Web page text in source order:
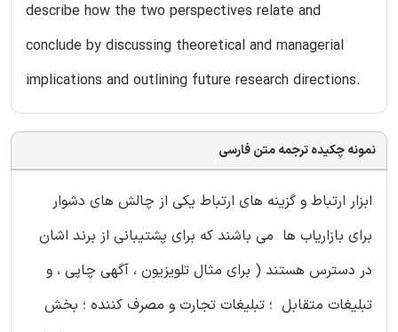
describe how the two perspectives relate and
conclude by discussing theoretical and managerial
implications and outlining future research directions.
نمونه چکیده ترجمه متن فارسی
ابزار ارتباط و گزینه های ارتباط یکی از چالش های دشوار
برای بازاریاب ها می باشند که برای پشتیبانی از برند اشان
در دسترس هستند ( برای مثال تلویزیون ، آگهی چاپی ، و
تبلیغات متقابل ؛ تبلیغات تجارت و مصرف کننده ؛ بخش